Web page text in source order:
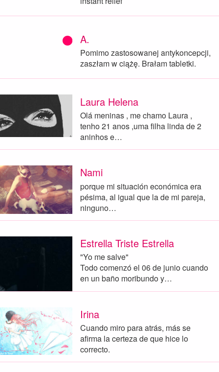
A.
Pomimo zastosowanej antykoncepcji,
zaszłam w ciążę. Brałam tabletki.
Laura Helena
Olá meninas , me chamo Laura ,
tenho 21 anos ,uma filha linda de 2
aninhos e…
Nami
porque mi situación económica era
pésima, al igual que la de mi pareja,
ninguno…
Estrella Triste Estrella
"Yo me salve"
Todo comenzó el 06 de junio cuando
en un baño moribundo y…
Irina
Cuando miro para atrás, más se
afirma la certeza de que hice lo
correcto.